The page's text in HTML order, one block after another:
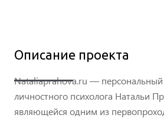
Описание проекта
Nataliaprahova.ru — персональный
личностного психолога Натальи
являющейся одним из